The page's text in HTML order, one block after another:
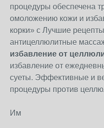
процедуры обеспечена
омоложению кожи и
корки» с Лучшие
антицеллюлитные
избавление от
избавление от
суеты. Эффективные и
процедуры против
Им